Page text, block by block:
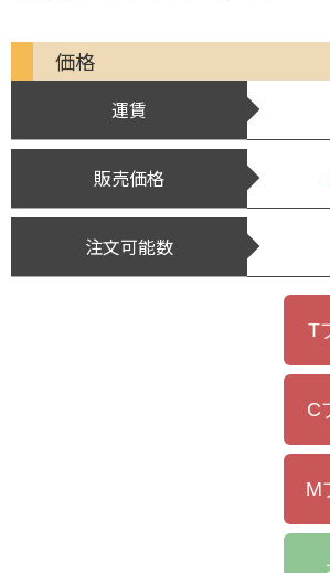
価格
運賃
販売価格
注文可能数